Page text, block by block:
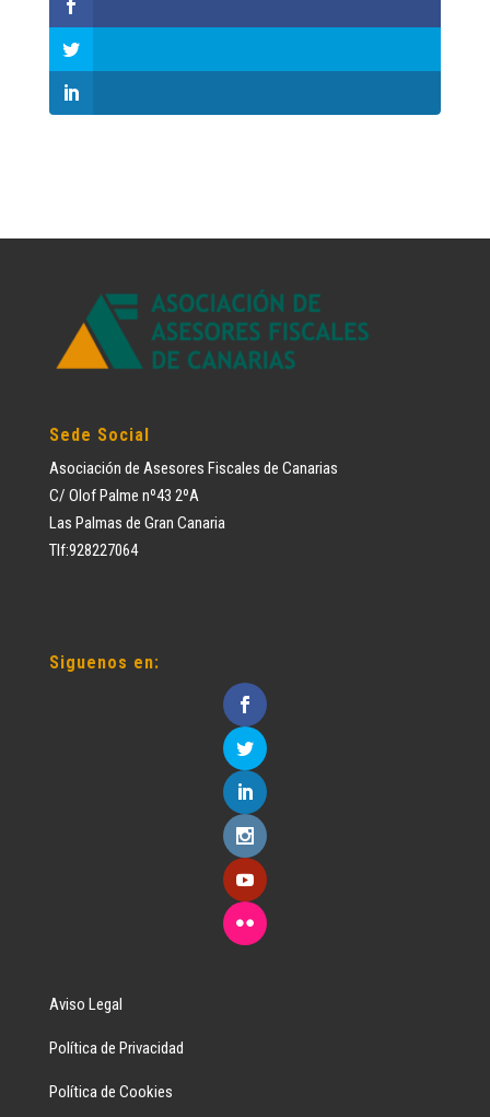
Sede Social
Asociación de Asesores Fiscales de Canarias
C/ Olof Palme nº43 2ºA
Las Palmas de Gran Canaria
Tlf:928227064
Siguenos en:
Aviso Legal
Política de Privacidad
Política de Cookies